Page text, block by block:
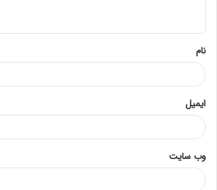
*
نام
ایمیل
وب‌ سایت